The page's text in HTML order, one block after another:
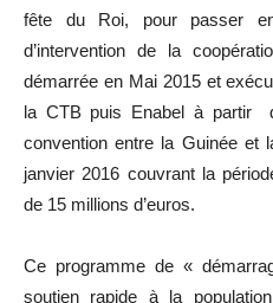
fête du Roi, pour passer
d’intervention de la
démarrée en Mai 2015 et
la CTB puis Enabel à partir
convention entre la Guinée et
janvier 2016 couvrant la
de 15 millions d’euros.
Ce programme de «
soutien rapide à la